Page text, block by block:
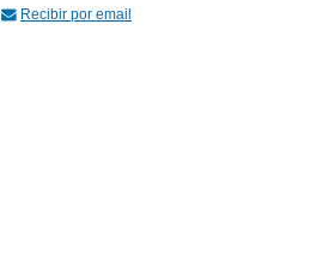
Recibir por email